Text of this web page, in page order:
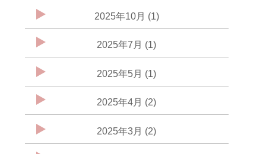
2025年10月 (1)
2025年7月 (1)
2025年5月 (1)
2025年4月 (2)
2025年3月 (2)